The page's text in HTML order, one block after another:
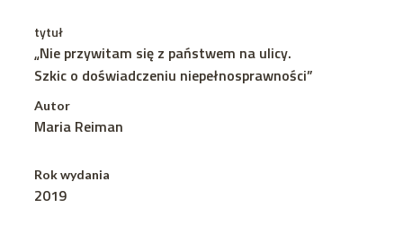
tytuł
„Nie przywitam się z państwem na ulicy.
Szkic o doświadczeniu niepełnosprawności”
Autor
Maria Reiman
Rok wydania
2019